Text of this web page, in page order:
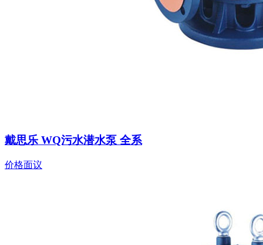
戴思乐 WQ污水潜水泵 全系
价格面议